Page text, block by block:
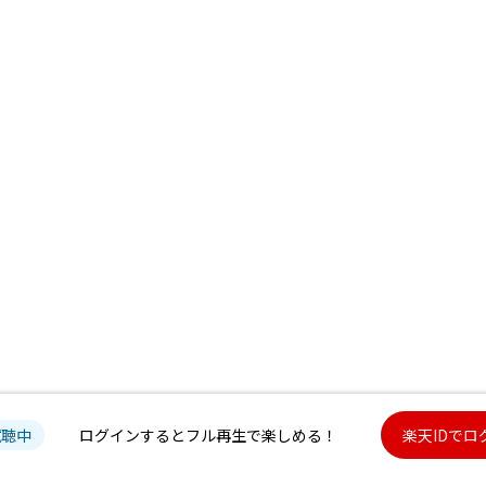
中 ログインするとフル再生で楽しめる！ 楽天IDでロ